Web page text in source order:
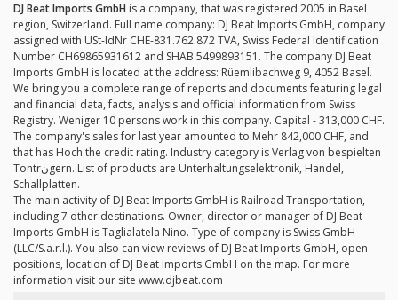
DJ Beat Imports GmbH is a company, that was registered 2005 in Basel
region, Switzerland. Full name company: DJ Beat Imports GmbH, company
assigned with USt-IdNr CHE-831.762.872 TVA, Swiss Federal Identification
Number CH69865931612 and SHAB 5499893151. The company DJ Beat
Imports GmbH is located at the address: Rüemlibachweg 9, 4052 Basel.
We bring you a complete range of reports and documents featuring legal
and financial data, facts, analysis and official information from Swiss
Registry. Weniger 10 persons work in this company. Capital - 313,000 CHF.
The company's sales for last year amounted to Mehr 842,000 CHF, and
that has Hoch the credit rating. Industry category is Verlag von bespielten
Tontrنgern. List of products are Unterhaltungselektronik, Handel,
Schallplatten.
The main activity of DJ Beat Imports GmbH is Railroad Transportation,
including 7 other destinations. Owner, director or manager of DJ Beat
Imports GmbH is Taglialatela Nino. Type of company is Swiss GmbH
(LLC/S.a.r.l.). You also can view reviews of DJ Beat Imports GmbH, open
positions, location of DJ Beat Imports GmbH on the map. For more
information visit our site www.djbeat.com